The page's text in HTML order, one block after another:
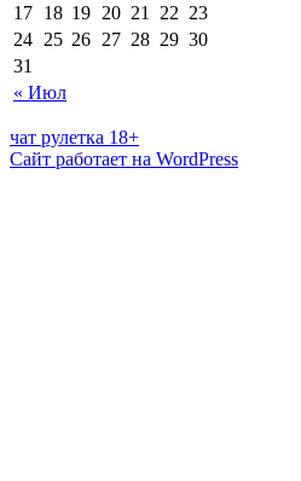
« Июл
17 18 19 20 21 22 23
24 25 26 27 28 29 30
31
чат рулетка 18+
Сайт работает на WordPress